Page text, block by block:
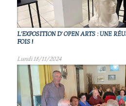
L'EXPOSITION D' OPEN ARTS : UNE
FOIS !
Lundi 18/11/2024